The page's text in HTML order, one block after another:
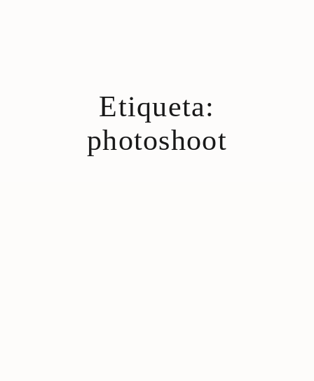
Etiqueta:
photoshoot